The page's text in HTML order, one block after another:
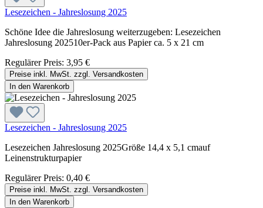
Lesezeichen - Jahreslosung 2025
Schöne Idee die Jahreslosung weiterzugeben: Lesezeichen
Jahreslosung 202510er-Pack aus Papier ca. 5 x 21 cm
Regulärer Preis: 3,95 €
Preise inkl. MwSt. zzgl. Versandkosten
In den Warenkorb
Lesezeichen - Jahreslosung 2025
Lesezeichen Jahreslosung 2025Größe 14,4 x 5,1 cmauf
Leinenstrukturpapier
Regulärer Preis: 0,40 €
Preise inkl. MwSt. zzgl. Versandkosten
In den Warenkorb